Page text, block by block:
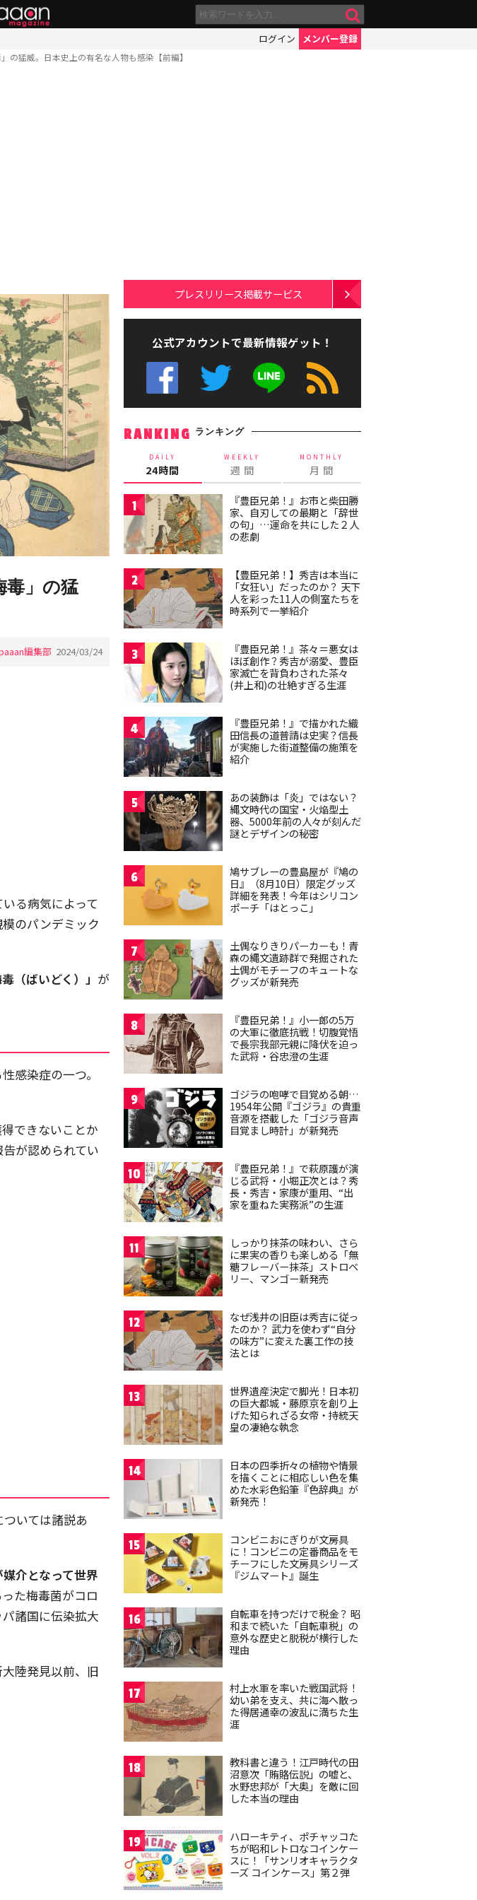
ログイン メンバー登録
の猛威。日本史上の有名な人物も感染【前編】
毒」の猛
編集部 2024/03/24
る病気によって
のパンデミック
毒（ばいどく）」 が
感染症の一つ。
できないことか
が認められてい
いては諸説あ
介となって世界
た梅毒菌がコロ
諸国に伝染拡大
陸発見以前、旧
プレスリリース掲載サービス
公式アカウントで最新情報ゲット！
RANKING ランキング
DAILY
24時間
WEEKLY
週 間
MONTHLY
月 間
1
『豊臣兄弟！』お市と柴田勝
家、自刃しての最期と「辞世
の句」…運命を共にした２人
の悲劇
2
【豊臣兄弟！】秀吉は本当に
「女狂い」だったのか？ 天下
人を彩った11人の側室たちを
時系列で一挙紹介
3
『豊臣兄弟！』茶々＝悪女は
ほぼ創作？秀吉が溺愛、豊臣
家滅亡を背負わされた茶々
(井上和)の壮絶すぎる生涯
4
『豊臣兄弟！』で描かれた織
田信長の道普請は史実？信長
が実施した街道整備の施策を
紹介
5
あの装飾は「炎」ではない？
縄文時代の国宝・火焔型土
器、5000年前の人々が刻んだ
謎とデザインの秘密
6
鳩サブレーの豊島屋が『鳩の
日』（8月10日）限定グッズ
詳細を発表！今年はシリコン
ポーチ「はとっこ」
7
土偶なりきりパーカーも！青
森の縄文遺跡群で発掘された
土偶がモチーフのキュートな
グッズが新発売
8
『豊臣兄弟！』小一郎の5万
の大軍に徹底抗戦！切腹覚悟
で長宗我部元親に降伏を迫っ
た武将・谷忠澄の生涯
9
ゴジラの咆哮で目覚める朝…
1954年公開『ゴジラ』の貴重
音源を搭載した「ゴジラ音声
目覚まし時計」が新発売
10
『豊臣兄弟！』で萩原護が演
じる武将・小堀正次とは？秀
長・秀吉・家康が重用、“出
家を重ねた実務派”の生涯
11
しっかり抹茶の味わい、さら
に果実の香りも楽しめる「無
糖フレーバー抹茶」ストロベ
リー、マンゴー新発売
12
なぜ浅井の旧臣は秀吉に従っ
たのか？ 武力を使わず“自分
の味方”に変えた裏工作の技
法とは
13
世界遺産決定で脚光！日本初
の巨大都城・藤原京を創り上
げた知られざる女帝・持統天
皇の凄絶な執念
14
日本の四季折々の植物や情景
を描くことに相応しい色を集
めた水彩色鉛筆『色辞典』が
新発売！
15
コンビニおにぎりが文房具
に！コンビニの定番商品をモ
チーフにした文房具シリーズ
『ジムマート』誕生
16
自転車を持つだけで税金？ 昭
和まで続いた「自転車税」の
意外な歴史と脱税が横行した
理由
17
村上水軍を率いた戦国武将！
幼い弟を支え、共に海へ散っ
た得居通幸の波乱に満ちた生
涯
18
教科書と違う！江戸時代の田
沼意次「賄賂伝説」の嘘と、
水野忠邦が「大奥」を敵に回
した本当の理由
19
ハローキティ、ポチャッコた
ちが昭和レトロなコインケー
スに！「サンリオキャラクタ
ーズ コインケース」第２弾